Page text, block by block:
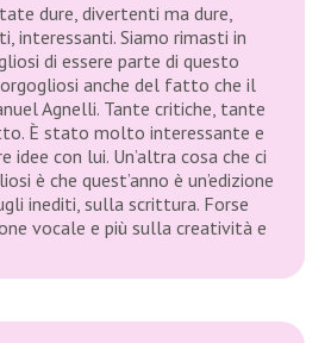
dure, divertenti ma dure,
interessanti. Siamo rimasti in
di essere parte di questo
anche del fatto che il
Agnelli. Tante critiche, tante
È stato molto interessante e
idee con lui. Un’altra cosa che ci
è che quest’anno è un’edizione
inediti, sulla scrittura. Forse
vocale e più sulla creatività e